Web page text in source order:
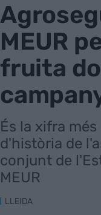
MEUR
fruita
És la xifra
d'història de
conjunt de
MEUR
LLEIDA